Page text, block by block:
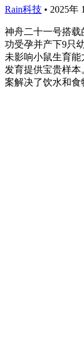
Rain科技 • 2025年
神舟二十一号搭
功受孕并产下9只
未影响小鼠生育
发育提供宝贵样
案解决了饮水和食